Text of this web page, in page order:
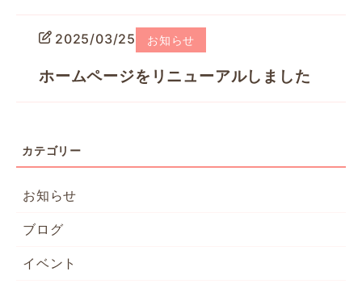
2025/03/25 お知らせ
ホームページをリニューアルしました
お知らせ
ブログ
イベント